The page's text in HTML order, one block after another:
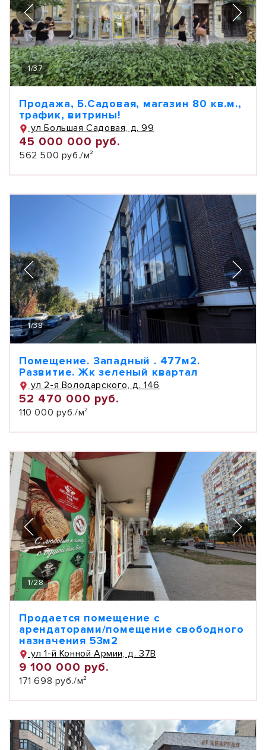
1/37
Продажа, Б.Садовая, магазин 80 кв.м.,
трафик, витрины!
ул Большая Садовая, д. 99
45 000 000 руб.
562 500 руб./м²
1/38
Помещение. Западный . 477м2.
Развитие. Жк зеленый квартал
ул 2-я Володарского, д. 146
52 470 000 руб.
110 000 руб./м²
1/28
Продается помещение с
арендаторами/помещение свободного
назначения 53м2
ул 1-й Конной Армии, д. 37В
9 100 000 руб.
171 698 руб./м²